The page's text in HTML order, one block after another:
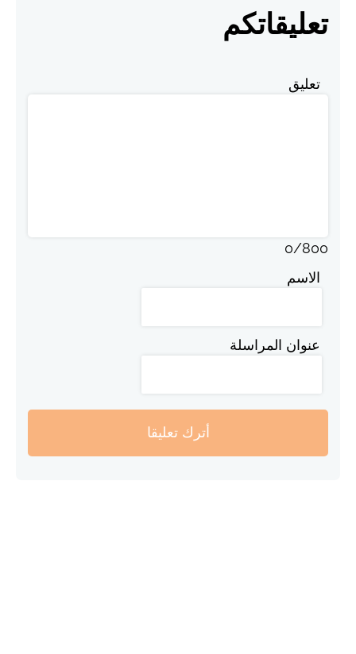
تعليقاتكم
تعليق
0/800
الاسم
عنوان المراسلة
أترك تعليقا